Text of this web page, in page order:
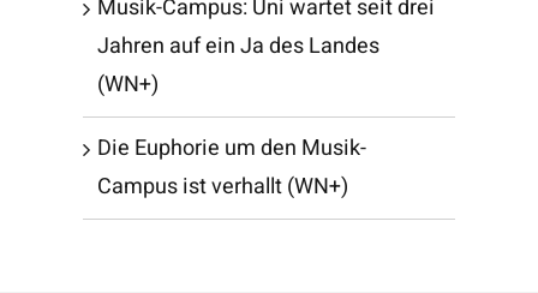
Musik-Campus: Uni wartet seit drei
Jahren auf ein Ja des Landes
(WN+)
Die Euphorie um den Musik-
Campus ist verhallt (WN+)